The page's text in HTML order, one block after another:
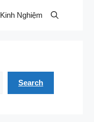
Kinh Nghiệm
Search